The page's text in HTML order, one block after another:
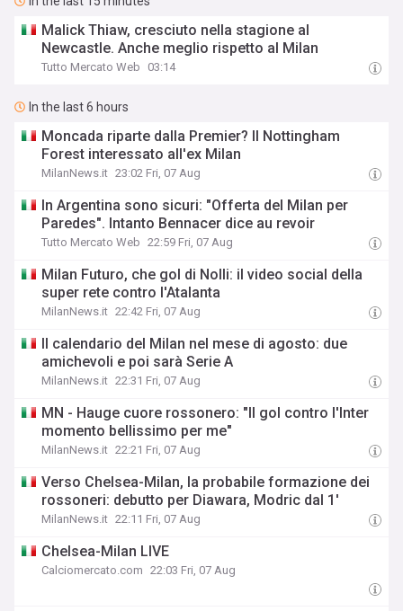
Malick Thiaw, cresciuto nella stagione al
Newcastle. Anche meglio rispetto al Milan
Tutto Mercato Web 03:14
In the last 6 hours
Moncada riparte dalla Premier? Il Nottingham
Forest interessato all'ex Milan
MilanNews.it 23:02 Fri, 07 Aug
In Argentina sono sicuri: "Offerta del Milan per
Paredes". Intanto Bennacer dice au revoir
Tutto Mercato Web 22:59 Fri, 07 Aug
Milan Futuro, che gol di Nolli: il video social della
super rete contro l'Atalanta
MilanNews.it 22:42 Fri, 07 Aug
Il calendario del Milan nel mese di agosto: due
amichevoli e poi sarà Serie A
MilanNews.it 22:31 Fri, 07 Aug
MN - Hauge cuore rossonero: "Il gol contro l'Inter
momento bellissimo per me"
MilanNews.it 22:21 Fri, 07 Aug
Verso Chelsea-Milan, la probabile formazione dei
rossoneri: debutto per Diawara, Modric dal 1'
MilanNews.it 22:11 Fri, 07 Aug
Chelsea-Milan LIVE
Calciomercato.com 22:03 Fri, 07 Aug